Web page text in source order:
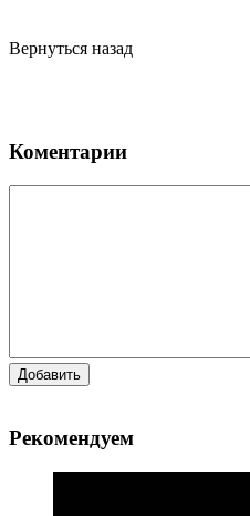
Вернуться назад
Коментарии
Добавить
Рекомендуем